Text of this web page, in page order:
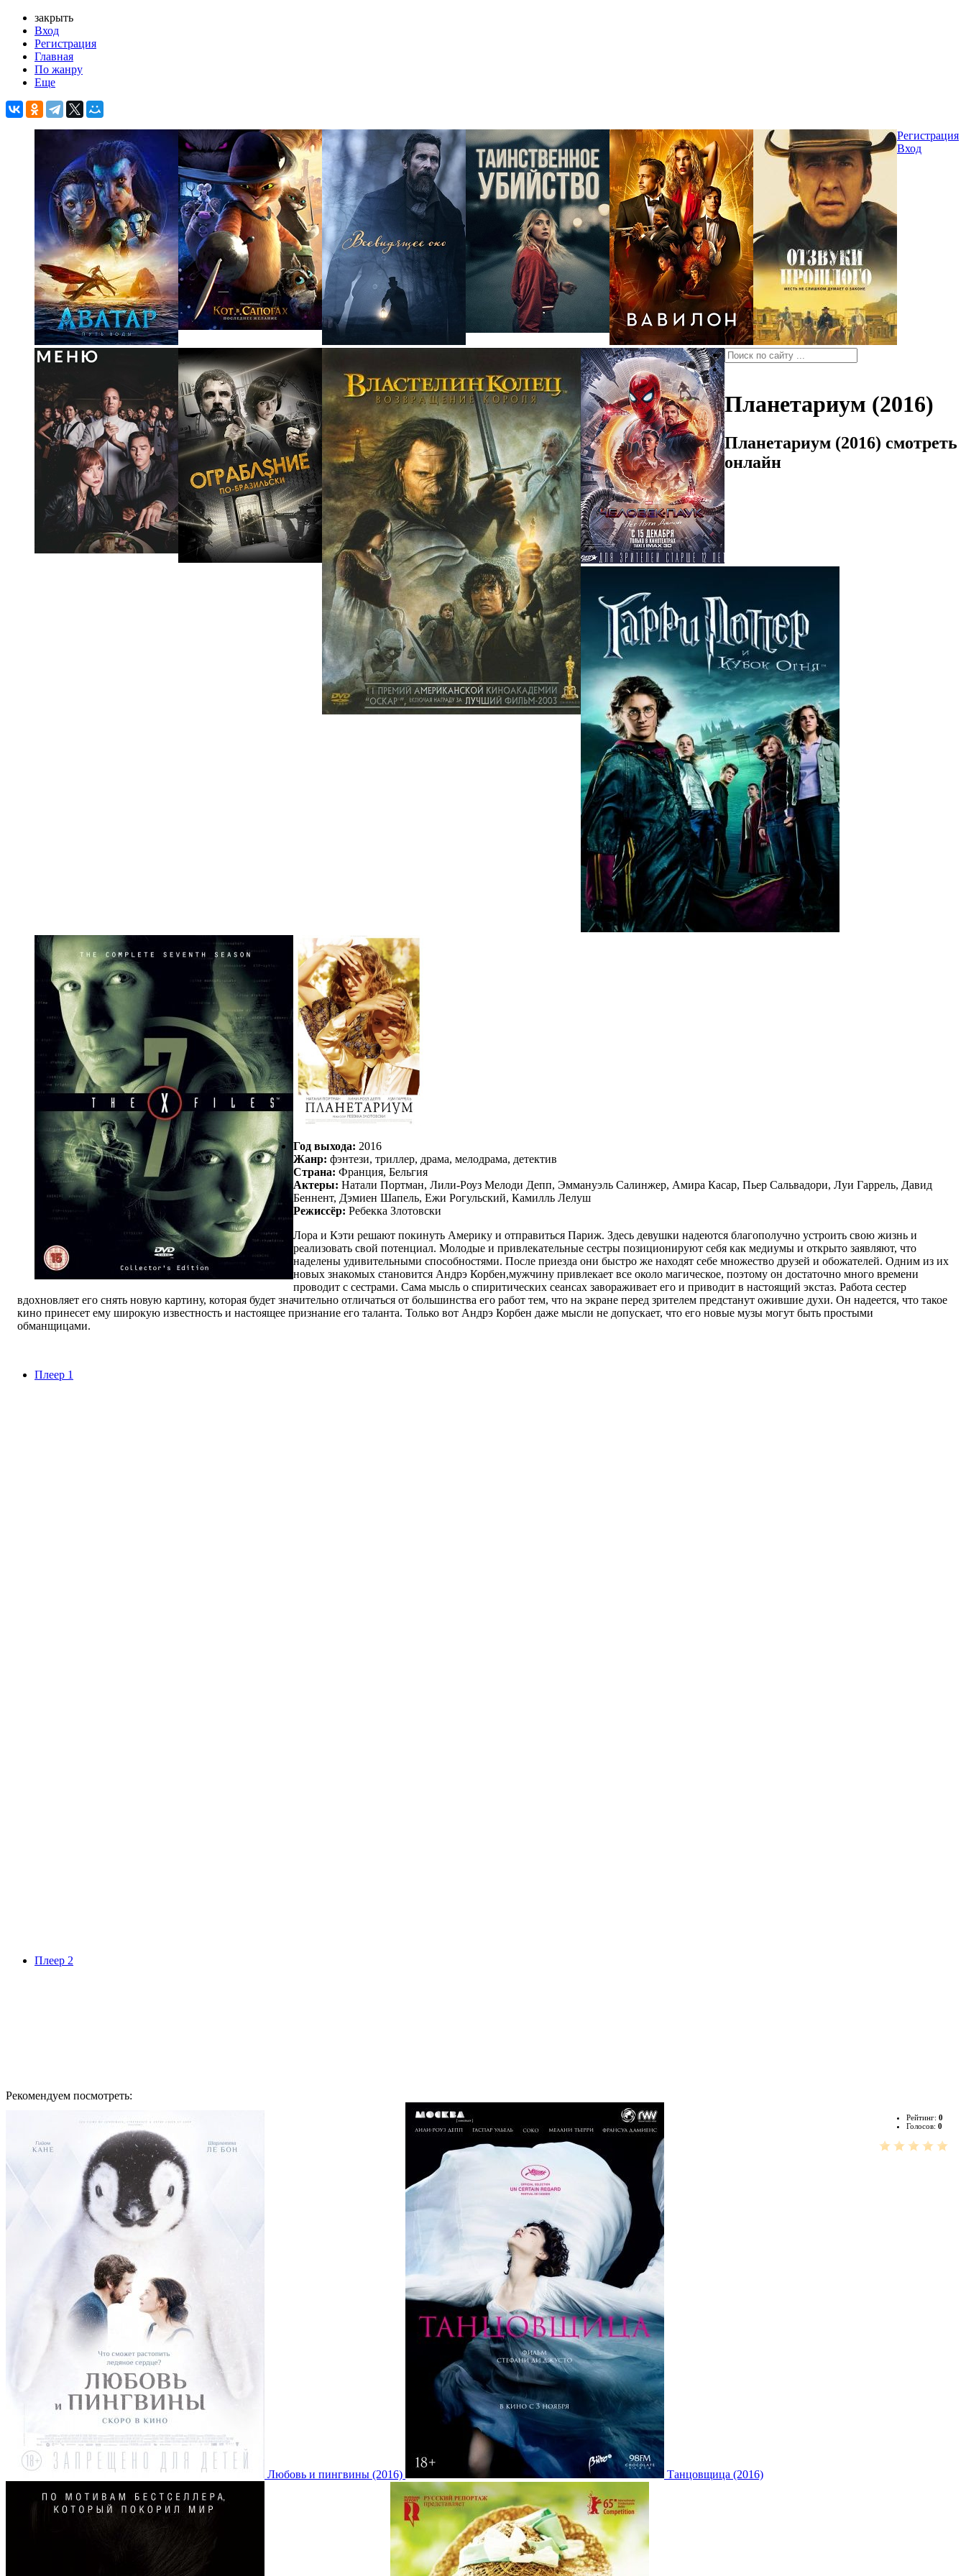
закрыть
Вход
Регистрация
Главная
По жанру
Еще
Регистрация
Вход
Планетариум (2016)
Планетариум (2016) смотреть
онлайн
Год выхода: 2016
Жанр: фэнтези, триллер, драма, мелодрама, детектив
Страна: Франция, Бельгия
Актеры: Натали Портман, Лили-Роуз Мелоди Депп, Эммануэль Салинжер, Амира Касар, Пьер Сальвадори, Луи Гаррель, Давид
Беннент, Дэмиен Шапель, Ежи Рогульский, Камилль Лелуш
Режиссёр: Ребекка Злотовски
Лора и Кэти решают покинуть Америку и отправиться Париж. Здесь девушки надеются благополучно устроить свою жизнь и
реализовать свой потенциал. Молодые и привлекательные сестры позиционируют себя как медиумы и открыто заявляют, что
наделены удивительными способностями. После приезда они быстро же находят себе множество друзей и обожателей. Одним из их
новых знакомых становится Андрэ Корбен,мужчину привлекает все около магическое, поэтому он достаточно много времени
проводит с сестрами. Сама мысль о спиритических сеансах завораживает его и приводит в настоящий экстаз. Работа сестер
вдохновляет его снять новую картину, которая будет значительно отличаться от большинства его работ тем, что на экране перед зрителем предстанут ожившие духи. Он надеется, что такое
кино принесет ему широкую известность и настоящее признание его таланта. Только вот Андрэ Корбен даже мысли не допускает, что его новые музы могут быть простыми
обманщицами.
Плеер 1
Плеер 2
Рекомендуем посмотреть:
Рейтинг: 0
Голосов: 0
Любовь и пингвины (2016) Танцовщица (2016)